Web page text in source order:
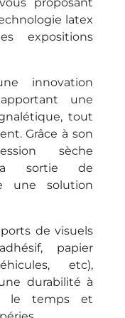
proposant
latex
expositions
innovation
une
tout
Grâce à son
sèche
sortie de
une solution
de visuels
papier
etc),
durabilité à
le temps et